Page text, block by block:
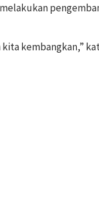
kembangkan,”